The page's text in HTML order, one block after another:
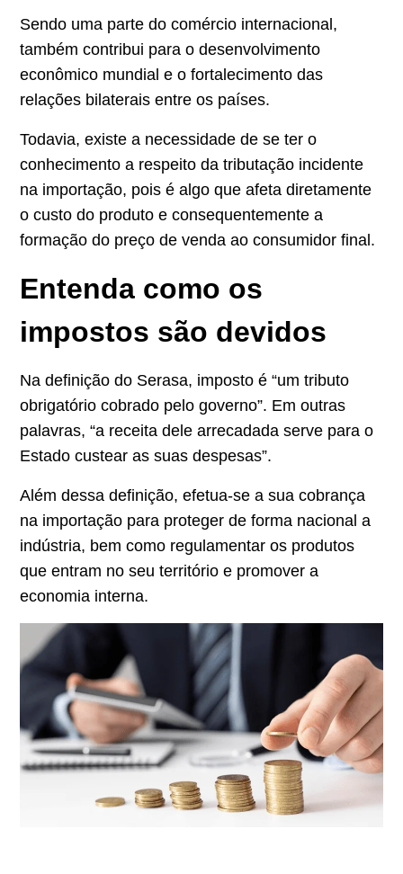
Sendo uma parte do comércio internacional,
também contribui para o desenvolvimento
econômico mundial e o fortalecimento das
relações bilaterais entre os países.
Todavia, existe a necessidade de se ter o
conhecimento a respeito da tributação incidente
na importação, pois é algo que afeta diretamente
o custo do produto e consequentemente a
formação do preço de venda ao consumidor final.
Entenda como os
impostos são devidos
Na definição do Serasa, imposto é “um tributo
obrigatório cobrado pelo governo”. Em outras
palavras, “a receita dele arrecadada serve para o
Estado custear as suas despesas”.
Além dessa definição, efetua-se a sua cobrança
na importação para proteger de forma nacional a
indústria, bem como regulamentar os produtos
que entram no seu território e promover a
economia interna.